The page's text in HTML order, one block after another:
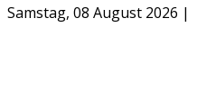
Samstag, 08 August 2026 |